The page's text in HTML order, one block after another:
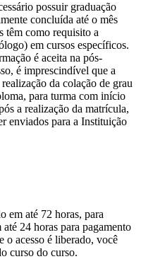
possuir graduação
concluída até o mês
têm como requisito a
em cursos específicos.
é aceita na pós-
é imprescindível que a
da colação de grau
para turma com início
a realização da matrícula,
enviados para a Instituição
em até 72 horas, para
24 horas para pagamento
o acesso é liberado, você
curso do curso.